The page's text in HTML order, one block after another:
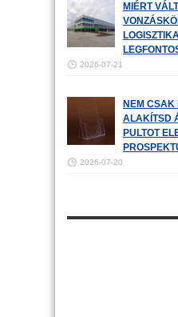
MIÉRT
2026-07-21
NEM CSAK
ALAKÍTSD
PULTOT
2026-07-20